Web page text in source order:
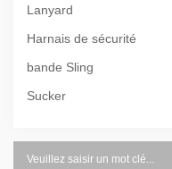
Lanyard
Harnais de sécurité
bande Sling
Sucker